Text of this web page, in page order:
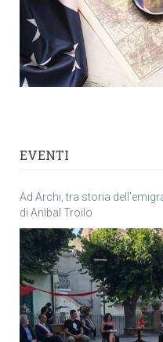
EVENTI
Ad Archi, tra storia
di Anìbal Troilo